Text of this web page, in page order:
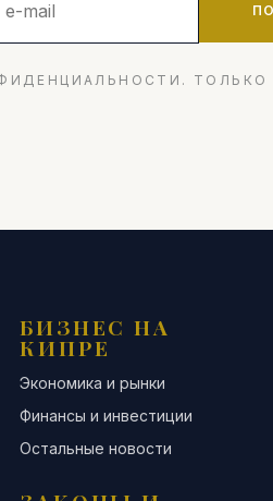
БИЗНЕС НА
КИПРЕ
Экономика и рынки
Финансы и инвестиции
Остальные новости